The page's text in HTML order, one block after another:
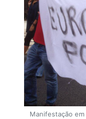
Manifestação